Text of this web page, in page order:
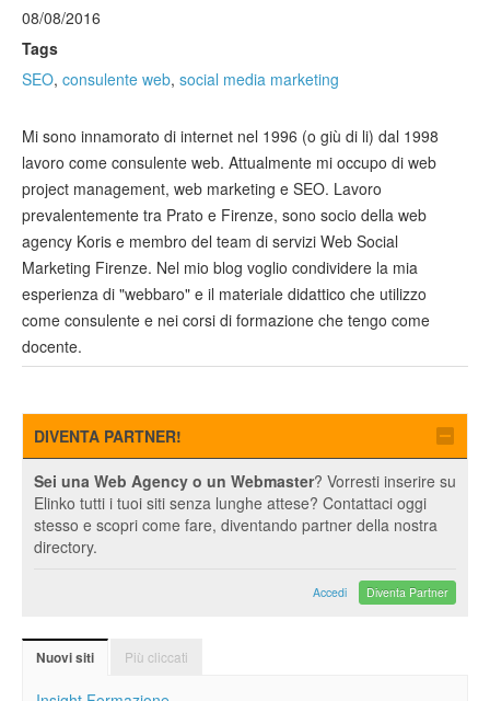
08/08/2016
Tags
SEO, consulente web, social media marketing
Mi sono innamorato di internet nel 1996 (o giù di li) dal 1998
lavoro come consulente web. Attualmente mi occupo di web
project management, web marketing e SEO. Lavoro
prevalentemente tra Prato e Firenze, sono socio della web
agency Koris e membro del team di servizi Web Social
Marketing Firenze. Nel mio blog voglio condividere la mia
esperienza di "webbaro" e il materiale didattico che utilizzo
come consulente e nei corsi di formazione che tengo come
docente.
DIVENTA PARTNER!
Sei una Web Agency o un Webmaster? Vorresti inserire su
Elinko tutti i tuoi siti senza lunghe attese? Contattaci oggi
stesso e scopri come fare, diventando partner della nostra
directory.
Accedi Diventa Partner
Nuovi siti Più cliccati